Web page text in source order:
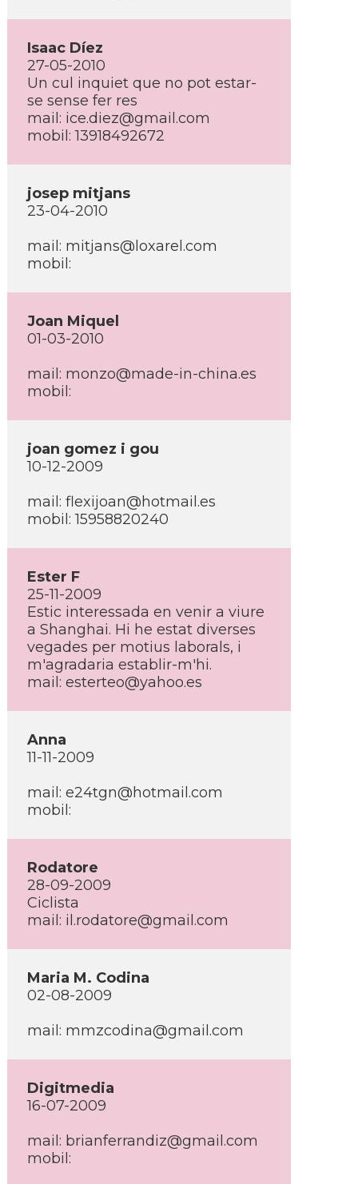
Isaac Dí­ez
27-05-2010
Un cul inquiet que no pot estar-
se sense fer res
mail: ice.diez@gmail.com
mobil: 13918492672
josep mitjans
23-04-2010
mail: mitjans@loxarel.com
mobil:
Joan Miquel
01-03-2010
mail: monzo@made-in-china.es
mobil:
joan gomez i gou
10-12-2009
mail: flexijoan@hotmail.es
mobil: 15958820240
Ester F
25-11-2009
Estic interessada en venir a viure
a Shanghai. Hi he estat diverses
vegades per motius laborals, i
m'agradaria establir-m'hi.
mail: esterteo@yahoo.es
Anna
11-11-2009
mail: e24tgn@hotmail.com
mobil:
Rodatore
28-09-2009
Ciclista
mail: il.rodatore@gmail.com
Maria M. Codina
02-08-2009
mail: mmzcodina@gmail.com
Digitmedia
16-07-2009
mail: brianferrandiz@gmail.com
mobil: